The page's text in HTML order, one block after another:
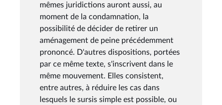
mêmes juridictions auront aussi, au
moment de la condamnation, la
possibilité de décider de retirer un
aménagement de peine précédemment
prononcé. D'autres dispositions, portées
par ce même texte, s'inscrivent dans le
même mouvement. Elles consistent,
entre autres, à réduire les cas dans
lesquels le sursis simple est possible, ou